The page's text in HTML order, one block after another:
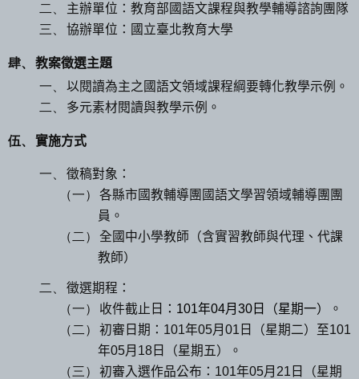
二、
主辦單位：教育部國語文課程與教學輔導諮詢團隊
三、
協辦單位：國立臺北教育大學
肆、
教案徵選主題
一、
以閱讀為主之國語文領域課程綱要轉化教學示例。
二、
多元素材閱讀與教學示例。
伍、 實施方式
一、
徵稿對象：
（一）
各縣市國教輔導團國語文學習領域輔導團團
員。
（二）
全國中小學教師（含實習教師與代理、代課
教師）
二、
徵選期程：
（一）
收件截止日 ： 101年04月 30日（星期一）
。
（二）
初審日期： 101年05月 01 日（星期二）至101
年05月 18日（星期五）。
（三）
初審入選作品公布： 101年05月 21 日（星期